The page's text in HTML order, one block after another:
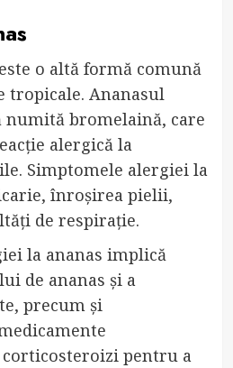
o altă formă comună
tropicale. Ananasul
bromelaină, care
alergică la
Simptomele alergiei la
înroșirea pielii,
de respirație.
la ananas implică
de ananas și a
precum și
pentru a